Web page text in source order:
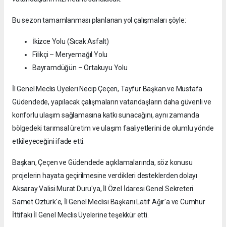
Bu sezon tamamlanması planlanan yol çalışmaları şöyle:
İkizce Yolu (Sıcak Asfalt)
Filikçi – Meryemağıl Yolu
Bayramdüğün – Ortakuyu Yolu
İl Genel Meclis Üyeleri Necip Çeçen, Tayfur Başkan ve Mustafa
Güdendede, yapılacak çalışmaların vatandaşların daha güvenli ve
konforlu ulaşım sağlamasına katkı sunacağını, aynı zamanda
bölgedeki tarımsal üretim ve ulaşım faaliyetlerini de olumlu yönde
etkileyeceğini ifade etti.
Başkan, Çeçen ve Güdendede açıklamalarında, söz konusu
projelerin hayata geçirilmesine verdikleri desteklerden dolayı
Aksaray Valisi Murat Duru'ya, İl Özel İdaresi Genel Sekreteri
Samet Öztürk'e, İl Genel Meclisi Başkanı Latif Ağır'a ve Cumhur
İttifakı İl Genel Meclis Üyelerine teşekkür etti.